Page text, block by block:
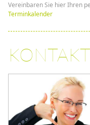
Vereinbaren Sie hier Ihren
Terminkalender
KONTAKT